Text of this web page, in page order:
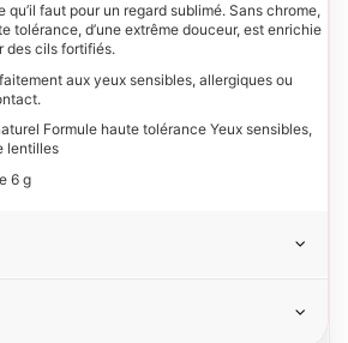
qu’il faut pour un regard sublimé. Sans chrome,
tolérance, d’une extrême douceur, est enrichie
des cils fortifiés.
aux yeux sensibles, allergiques ou
Formule haute tolérance Yeux sensibles,
lentilles
6 g